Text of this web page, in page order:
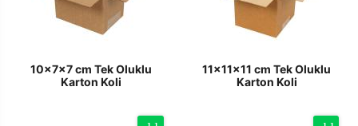
10x7x7 cm Tek Oluklu
Karton Koli
11x11x11 cm Tek Oluklu
Karton Koli